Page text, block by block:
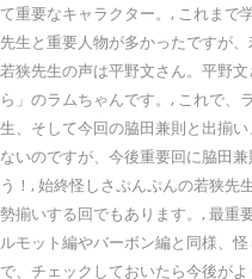
て重要なキャラクター。, これまで
先生と重要人物が多かったですが
若狭先生の声は平野文さん。平野
ら」のラムちゃんです。, これで、
生、そして今回の脇田兼則と出揃
ないのですが、今後重要回に脇田
う！, 始終怪しさぷんぷんの若狭先
勢揃いする回でもあります。, 最重
ルモット編やバーボン編と同様、
で、チェックしておいたら今後が